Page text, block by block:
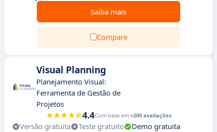
Saiba mais
Compare
Visual Planning
Planejamento Visual:
Ferramenta de Gestão de
Projetos
4.4Com base em +200 avaliações
Versão gratuita Teste gratuito
Demo gratuita